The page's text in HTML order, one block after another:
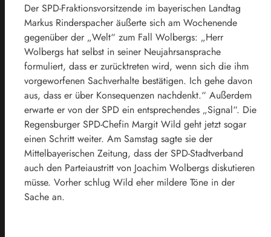
Der SPD-Fraktionsvorsitzende im bayerischen Landtag
Markus Rinderspacher äußerte sich am Wochenende
gegenüber der „Welt“ zum Fall Wolbergs: „Herr
Wolbergs hat selbst in seiner Neujahrsansprache
formuliert, dass er zurücktreten wird, wenn sich die ihm
vorgeworfenen Sachverhalte bestätigen. Ich gehe davon
aus, dass er über Konsequenzen nachdenkt.“ Außerdem
erwarte er von der SPD ein entsprechendes „Signal“. Die
Regensburger SPD-Chefin Margit Wild geht jetzt sogar
einen Schritt weiter. Am Samstag sagte sie der
Mittelbayerischen Zeitung, dass der SPD-Stadtverband
auch den Parteiaustritt von Joachim Wolbergs diskutieren
müsse. Vorher schlug Wild eher mildere Töne in der
Sache an.